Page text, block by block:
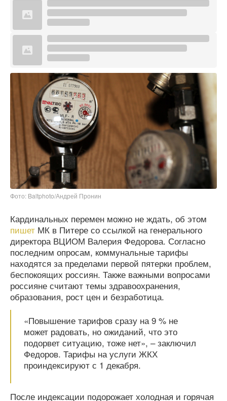
Фото: Baltphoto/Андрей Пронин
Кардинальных перемен можно не ждать, об этом
пишет МК в Питере со ссылкой на генерального
директора ВЦИОМ Валерия Федорова. Согласно
последним опросам, коммунальные тарифы
находятся за пределами первой пятерки проблем,
беспокоящих россиян. Также важными вопросами
россияне считают темы здравоохранения,
образования, рост цен и безработица.
«Повышение тарифов сразу на 9 % не
может радовать, но ожиданий, что это
подорвет ситуацию, тоже нет», – заключил
Федоров. Тарифы на услуги ЖКХ
проиндексируют с 1 декабря.
После индексации подорожает холодная и горячая